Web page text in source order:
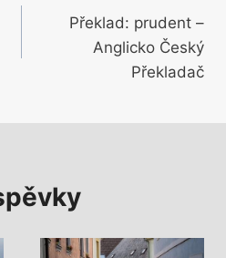
Překlad: prudent –
Anglicko Český
Překladač